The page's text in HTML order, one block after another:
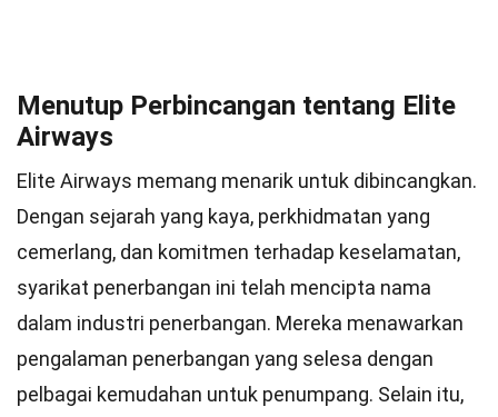
Menutup Perbincangan tentang Elite
Airways
Elite Airways memang menarik untuk dibincangkan.
Dengan sejarah yang kaya, perkhidmatan yang
cemerlang, dan komitmen terhadap keselamatan,
syarikat penerbangan ini telah mencipta nama
dalam industri penerbangan. Mereka menawarkan
pengalaman penerbangan yang selesa dengan
pelbagai kemudahan untuk penumpang. Selain itu,